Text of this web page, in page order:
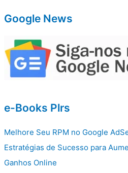
Google News
e-Books Plrs
Melhore Seu RPM no Google
Estratégias de Sucesso para
Ganhos Online